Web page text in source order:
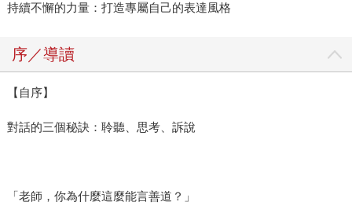
持續不懈的力量：打造專屬自己的表達風格
序／導讀
【自序】
對話的三個秘訣：聆聽、思考、訴說
「老師，你為什麼這麼能言善道？」